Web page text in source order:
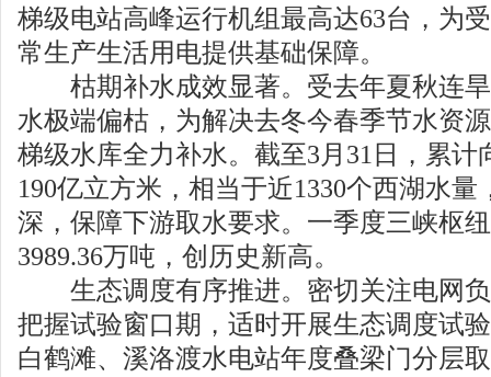
梯级电站高峰运行机组最高达63台，为
常生产生活用电提供基础保障。
枯期补水成效显著。受去年夏秋连旱
水极端偏枯，为解决去冬今春季节水资
梯级水库全力补水。截至3月31日，累计
190亿立方米，相当于近1330个西湖水
深，保障下游取水要求。一季度三峡枢
3989.36万吨，创历史新高。
生态调度有序推进。密切关注电网负
把握试验窗口期，适时开展生态调度试
白鹤滩、溪洛渡水电站年度叠梁门分层